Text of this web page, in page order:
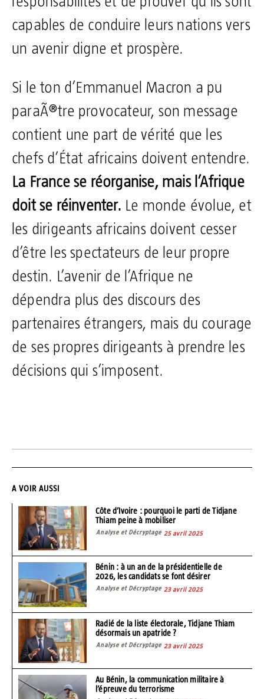
capables de conduire leurs nations vers
un avenir digne et prospère.
Si le ton d’Emmanuel Macron a pu
paraÃ®tre provocateur, son message
contient une part de vérité que les
chefs d’État africains doivent entendre.
La France se réorganise, mais l’Afrique
doit se réinventer. Le monde évolue, et
les dirigeants africains doivent cesser
d’être les spectateurs de leur propre
destin. L’avenir de l’Afrique ne
dépendra plus des discours des
partenaires étrangers, mais du courage
de ses propres dirigeants à prendre les
décisions qui s’imposent.
A VOIR AUSSI
Côte d’Ivoire : pourquoi le parti de Tidjane
Thiam peine à mobiliser
Analyse et Décryptage 25 avril 2025
Bénin : à un an de la présidentielle de
2026, les candidats se font désirer
Analyse et Décryptage 23 avril 2025
Radié de la liste électorale, Tidjane Thiam
désormais un apatride ?
Analyse et Décryptage 23 avril 2025
Au Bénin, la communication militaire à
l’épreuve du terrorisme